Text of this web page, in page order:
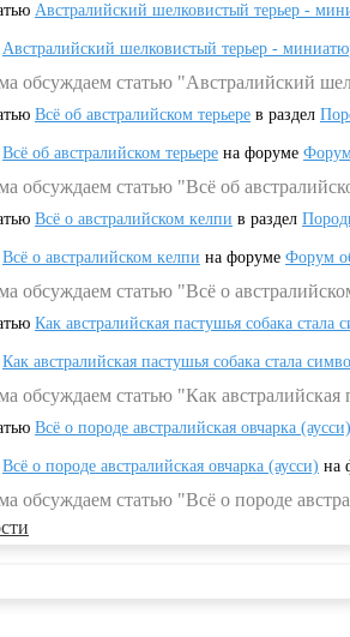
Австралийский шелковистый терьер -
Австралийский шелковистый терьер -
обсуждаем статью "Австралийский
Всё об австралийском терьере в раздел
Всё об австралийском терьере на форуме
обсуждаем статью "Всё об
Всё о австралийском келпи в раздел
Всё о австралийском келпи на форуме Форум
обсуждаем статью "Всё о
Как австралийская пастушья собака
Как австралийская пастушья собака стала
обсуждаем статью "Как
Всё о породе австралийская овчарка (аусси)
Всё о породе австралийская овчарка (аусси) на
обсуждаем статью "Всё о породе